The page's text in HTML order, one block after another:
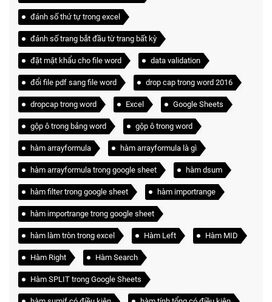
đánh số thứ tự trong excel
đánh số trang bắt đầu từ trang bất kỳ
đặt mật khẩu cho file word data validation
đổi file pdf sang file word drop cap trong word 2016
dropcap trong word Excel Google Sheets
gộp ô trong bảng word gộp ô trong word
hàm arrayformula hàm arrayformula là gì
hàm arrayformula trong google sheet hàm dsum
hàm filter trong google sheet hàm importrange
hàm importrange trong google sheet
hàm làm tròn trong excel Hàm Left Hàm MID
Hàm Right Hàm Search
Hàm SPLIT trong Google Sheets